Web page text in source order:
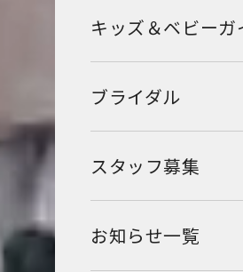
キッズ＆ベビーガ
ブライダル
スタッフ募集
お知らせ一覧